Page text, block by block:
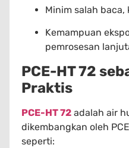
Minim salah
Kemampuan
pemrosesan
PCE-HT 72
Praktis
PCE-HT 72 adalah air
dikembangkan oleh
seperti: